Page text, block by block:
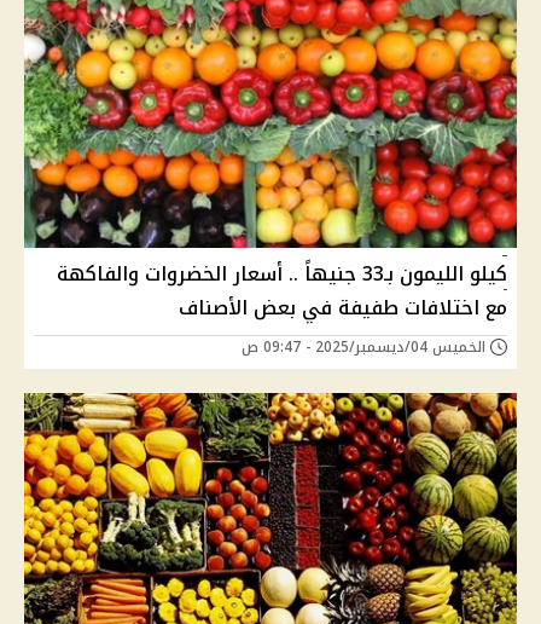
كيلو الليمون بـ33 جنيهاً .. أسعار الخضروات والفاكهة
مع اختلافات طفيفة في بعض الأصناف
الخميس 04/ديسمبر/2025 - 09:47 ص